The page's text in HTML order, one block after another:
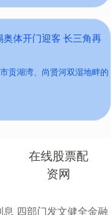
体开门迎客 长三角再
贡湖湾、尚贤河双湿地畔的
在线股票配
资网
息 四部门发文健全金融